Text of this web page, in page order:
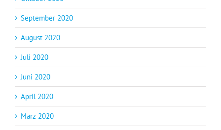
September 2020
August 2020
Juli 2020
Juni 2020
April 2020
März 2020